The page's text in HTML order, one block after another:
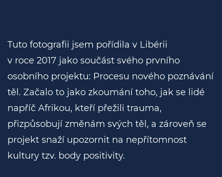
Tuto fotografii jsem pořídila v Libérii
v roce 2017 jako součást svého prvního
osobního projektu: Procesu nového poznávání
těl. Začalo to jako zkoumání toho, jak se lidé
napříč Afrikou, kteří přežili trauma,
přizpůsobují změnám svých těl, a zároveň se
projekt snaží upozornit na nepřítomnost
kultury tzv. body positivity.